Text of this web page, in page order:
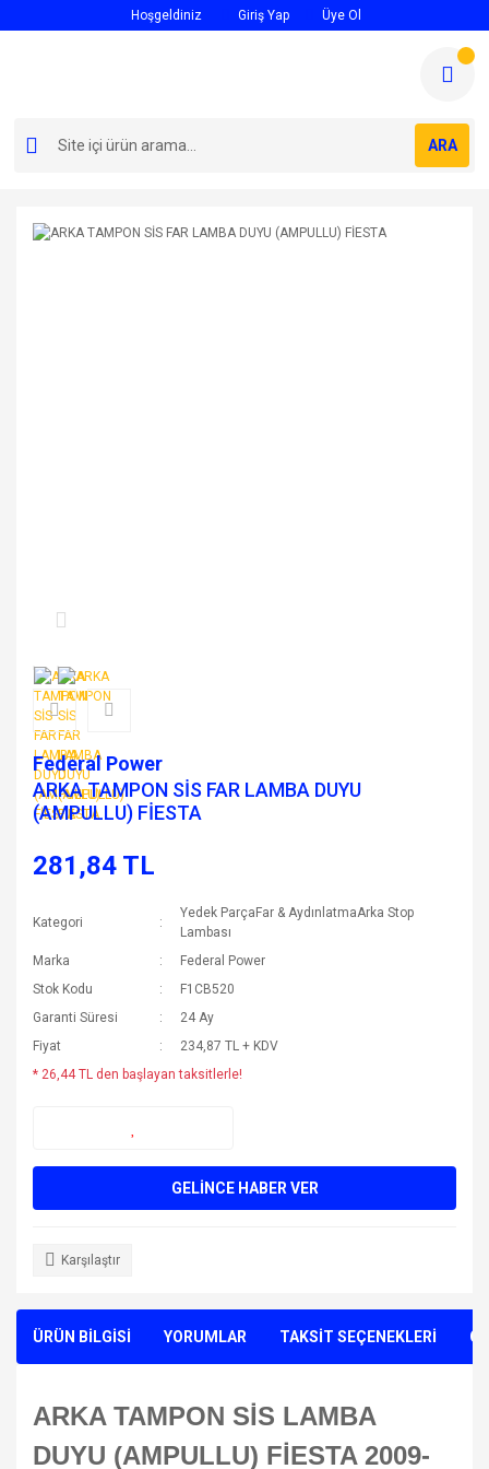
Hoşgeldiniz Giriş Yap Üye Ol
ARA
Federal Power
ARKA TAMPON SİS FAR LAMBA DUYU
(AMPULLU) FİESTA
281,84 TL
Kategori
Yedek ParçaFar & AydınlatmaArka Stop
Lambası
Marka
Federal Power
Stok Kodu
F1CB520
Garanti Süresi
24 Ay
Fiyat
234,87 TL + KDV
* 26,44 TL den başlayan taksitlerle!
GELİNCE HABER VER
Karşılaştır
ÜRÜN BİLGİSİ YORUMLAR TAKSİT SEÇENEKLERİ
ARKA TAMPON SİS LAMBA
DUYU (AMPULLU) FİESTA 2009-